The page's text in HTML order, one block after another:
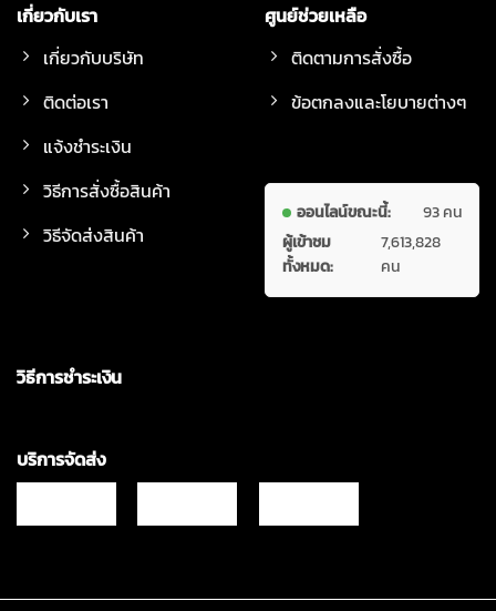
เกี่ยวกับเรา
เกี่ยวกับบริษัท
ติดต่อเรา
แจ้งชำระเงิน
วิธีการสั่งซื้อสินค้า
วิธีจัดส่งสินค้า
ศูนย์ช่วยเหลือ
ติดตามการสั่งซื้อ
ข้อตกลงและโยบายต่างๆ
ออนไลน์ขณะนี้:
93 คน
ผู้เข้าชม
ทั้งหมด:
7,613,828
คน
วิธีการชำระเงิน
บริการจัดส่ง